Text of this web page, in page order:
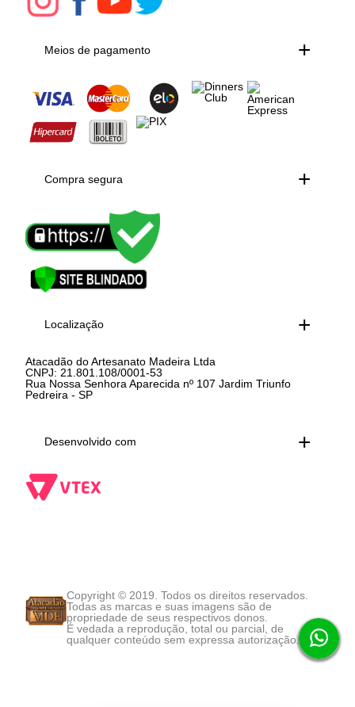
Meios de pagamento
Compra segura
Localização
Atacadão do Artesanato Madeira Ltda
CNPJ: 21.801.108/0001-53
Rua Nossa Senhora Aparecida nº 107 Jardim Triunfo
Pedreira - SP
Desenvolvido com
Copyright © 2019. Todos os direitos reservados.
Todas as marcas e suas imagens são de
propriedade de seus respectivos donos.
É vedada a reprodução, total ou parcial, de
qualquer conteúdo sem expressa autorização.